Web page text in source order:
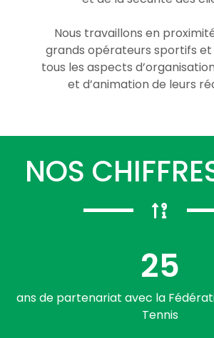
Nous travaillons en
grands opérateurs sportifs
tous les aspects
et d’animation de leurs
NOS
25
ans de partenariat avec la
Tennis